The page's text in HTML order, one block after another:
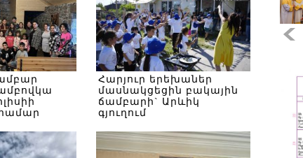
Հարյուր երեխաներ
մասնակցեցին բակային
ճամբարի` Արևիկ
գյուղում